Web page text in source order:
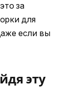
за
для
если вы
эту